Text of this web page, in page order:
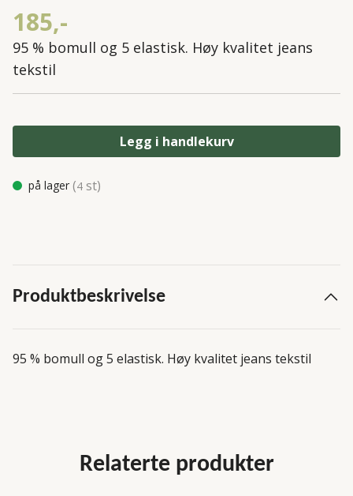
185,-
95 % bomull og 5 elastisk. Høy kvalitet jeans
tekstil
Legg i handlekurv
på lager (4 st)
Produktbeskrivelse
95 % bomull og 5 elastisk. Høy kvalitet jeans tekstil
Relaterte produkter